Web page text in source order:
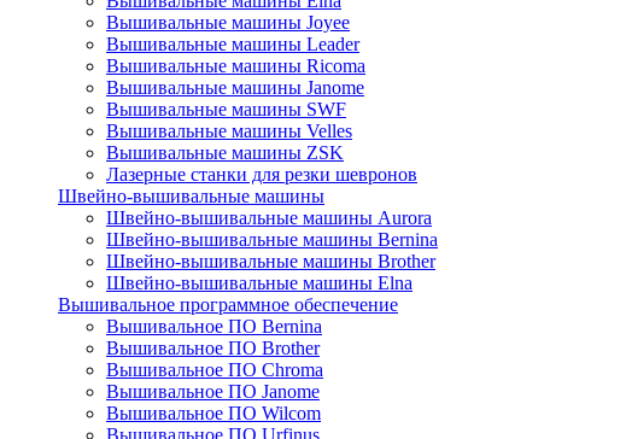
Вышивальные машины Joyee
Вышивальные машины Leader
Вышивальные машины Ricoma
Вышивальные машины Janome
Вышивальные машины SWF
Вышивальные машины Velles
Вышивальные машины ZSK
Лазерные станки для резки шевронов
Швейно-вышивальные машины
Швейно-вышивальные машины Aurora
Швейно-вышивальные машины Bernina
Швейно-вышивальные машины Brother
Швейно-вышивальные машины Elna
Вышивальное программное обеспечение
Вышивальное ПО Bernina
Вышивальное ПО Brother
Вышивальное ПО Chroma
Вышивальное ПО Janome
Вышивальное ПО Wilcom
Вышивальное ПО Urfinus